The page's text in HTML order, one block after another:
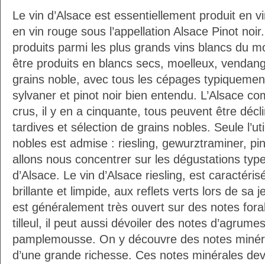
Le vin d’Alsace est essentiellement produit en
en vin rouge sous l’appellation Alsace Pinot
produits parmi les plus grands vins blancs du
être produits en blancs secs, moelleux,
grains noble, avec tous les cépages
sylvaner et pinot noir bien entendu. L’Alsace
crus, il y en a cinquante, tous peuvent être
tardives et sélection de grains nobles. Seule
nobles est admise : riesling, gewurztraminer,
allons nous concentrer sur les dégustations
d’Alsace. Le vin d’Alsace riesling, est
brillante et limpide, aux reflets verts lors de sa
est généralement très ouvert sur des notes
tilleul, il peut aussi dévoiler des notes
pamplemousse. On y découvre des notes
d’une grande richesse. Ces notes minérales